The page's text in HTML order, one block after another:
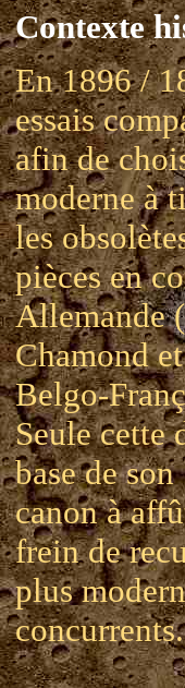
Contexte
En 1896 /
essais
afin de
moderne à
les
pièces en
Allemande
Chamond
Belgo-
Seule cette
base de
canon à
frein de
plus
concurrents.